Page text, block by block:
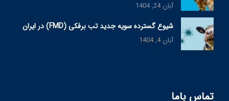
آبان 24, 1404
شیوع گسترده سویه جدید تب برفکی (FMD) در ایران
آبان 4, 1404
تماس باما